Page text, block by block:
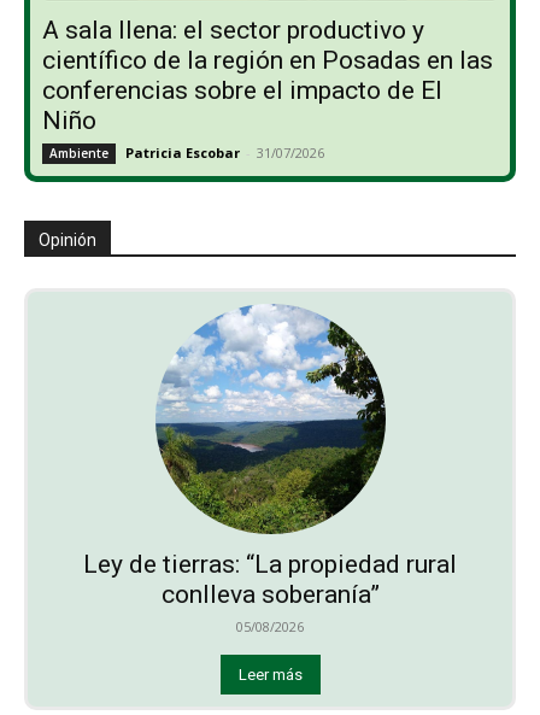
A sala llena: el sector productivo y
científico de la región en Posadas en las
conferencias sobre el impacto de El
Niño
Ambiente Patricia Escobar - 31/07/2026
Opinión
Ley de tierras: “La propiedad rural
conlleva soberanía”
05/08/2026
Leer más